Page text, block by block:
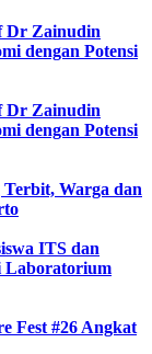
Dr Zainudin
dengan Potensi
Dr Zainudin
dengan Potensi
Warga dan
ITS dan
Laboratorium
Fest #26 Angkat